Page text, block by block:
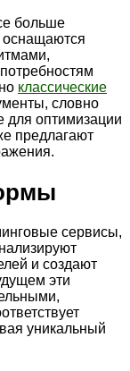
больше
оснащаются
классические
словно
для оптимизации
предлагают
сервисы,
и создают
эти
уникальный